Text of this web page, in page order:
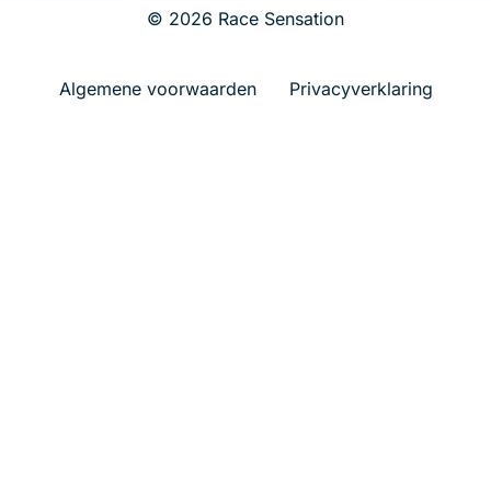
© 2026 Race Sensation
Algemene voorwaarden Privacyverklaring